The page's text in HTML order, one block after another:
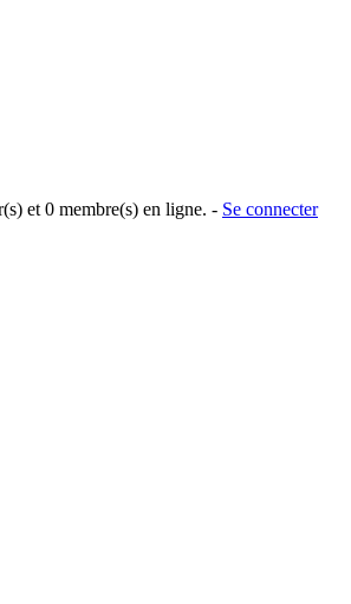
et 0 membre(s) en ligne. - Se connecter